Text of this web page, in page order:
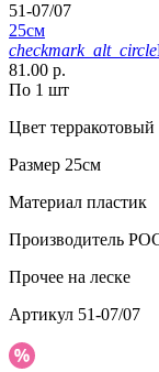
51-07/07
25см
checkmark_alt_circle
81.00 р.
По 1 шт
Цвет терракотовый
Размер 25см
Материал пластик
Производитель
Прочее на леске
Артикул 51-07/07